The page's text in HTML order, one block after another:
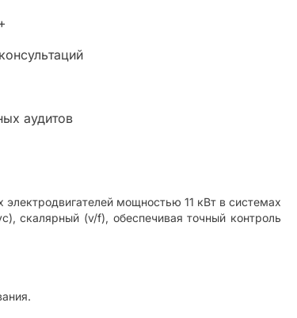
аудитов
мощностью 11 кВт в системах
скалярный (v/f), обеспечивая точный контроль